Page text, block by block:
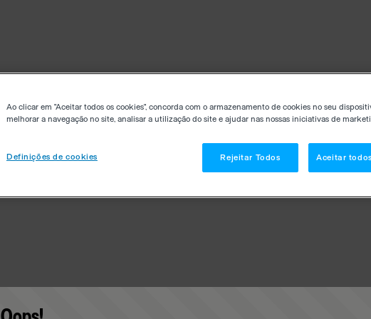
Ao clicar em "Aceitar todos os cookies", concorda com o armazenamento de cookies no seu
melhorar a navegação no site, analisar a utilização do site e ajudar nas nossas iniciativas de
Definições de cookies Rejeitar Todos Aceitar